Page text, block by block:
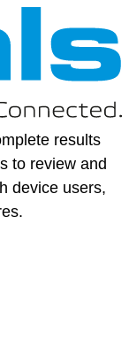
results
to review and
device users,